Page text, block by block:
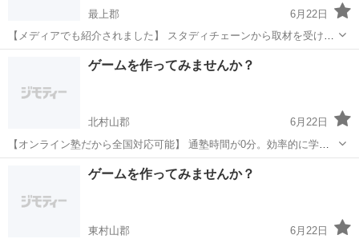
最上郡
6月22日
【メディアでも紹介されました】 スタディチェーンから取材を受け、
当塾の指導方針が紹介されました。 取材記事から 「現役エンジニアの
知見を活かした 生徒中心の教育」として高く評価いただいています。
プログラミング 小学生
ゲームを作ってみませんか？
北村山郡
6月22日
【オンライン塾だから全国対応可能】 通塾時間が0分。効率的に学べ
ます。 全国からの受講 インターネット環境があれば、 日本全国どこ
からでも受講可能。 地方にお住まいの方も大歓迎です。 時間帯の柔
北村山郡 プログラミング
ゲームを作ってみませんか？
東村山郡
6月22日